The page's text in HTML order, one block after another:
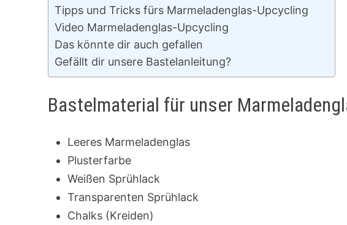
Tipps und Tricks fürs Marmeladenglas-Upcycling
Video Marmeladenglas-Upcycling
Das könnte dir auch gefallen
Gefällt dir unsere Bastelanleitung?
Bastelmaterial für unser
Leeres Marmeladenglas
Plusterfarbe
Weißen Sprühlack
Transparenten Sprühlack
Chalks (Kreiden)